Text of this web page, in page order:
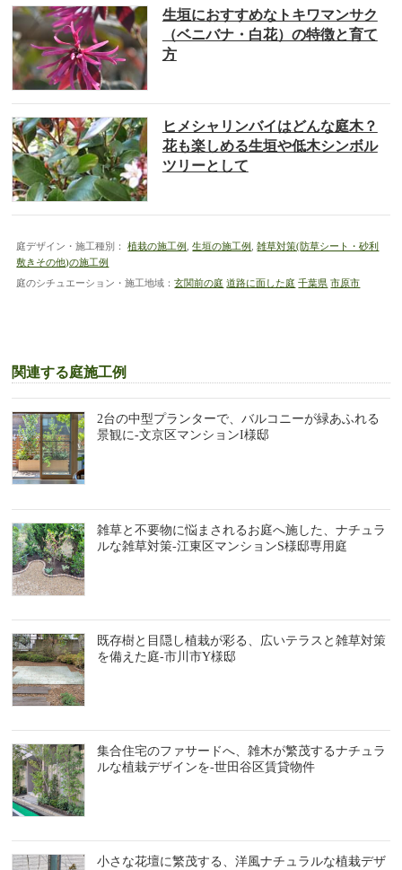
生垣におすすめなトキワマンサク
（ベニバナ・白花）の特徴と育て
方
ヒメシャリンバイはどんな庭木？
花も楽しめる生垣や低木シンボル
ツリーとして
庭デザイン・施工種別： 植栽の施工例 ,生垣の施工例 ,雑草対策(防草シート・砂利
敷きその他)の施工例
庭のシチュエーション・施工地域：玄関前の庭 道路に面した庭 千葉県 市原市
関連する庭施工例
2台の中型プランターで、バルコニーが緑あふれる
景観に-文京区マンションI様邸
雑草と不要物に悩まされるお庭へ施した、ナチュラ
ルな雑草対策-江東区マンションS様邸専用庭
既存樹と目隠し植栽が彩る、広いテラスと雑草対策
を備えた庭-市川市Y様邸
集合住宅のファサードへ、雑木が繁茂するナチュラ
ルな植栽デザインを-世田谷区賃貸物件
小さな花壇に繁茂する、洋風ナチュラルな植栽デザ